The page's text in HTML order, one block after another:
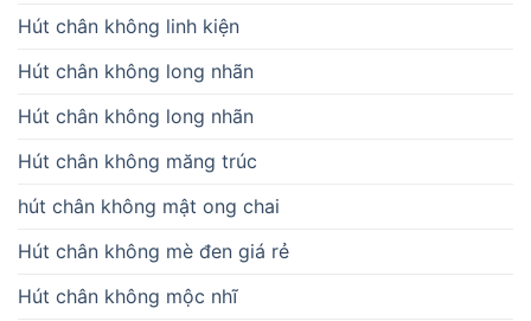
Hút chân không linh kiện
Hút chân không long nhãn
Hút chân không long nhãn
Hút chân không măng trúc
hút chân không mật ong chai
Hút chân không mè đen giá rẻ
Hút chân không mộc nhĩ